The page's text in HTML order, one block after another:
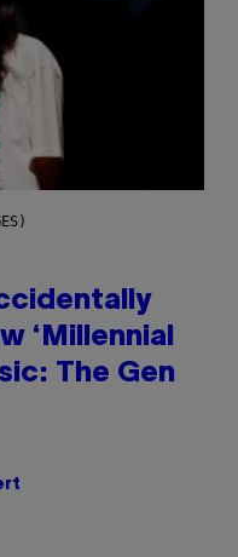
‘Millennial
The Gen